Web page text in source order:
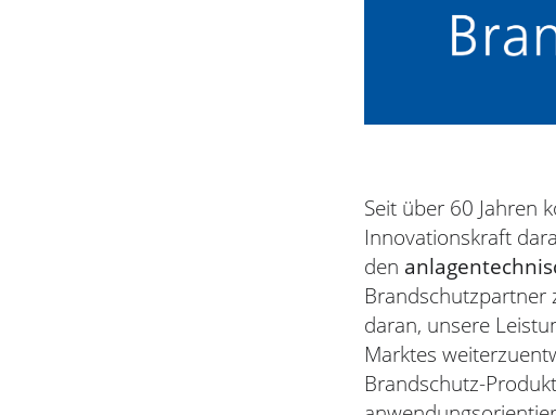
Seit über 60 Jahren
Innovationskraft
den
Brandschutzpartner
daran, unsere
Marktes
Brandschutz-